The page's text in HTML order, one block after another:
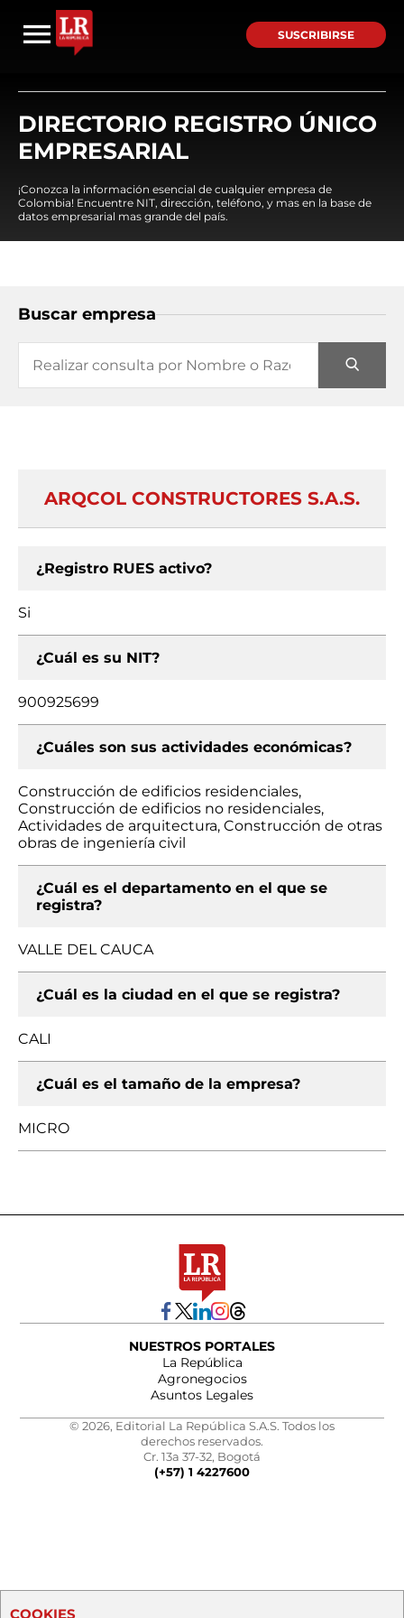
SUSCRIBIRSE
DIRECTORIO REGISTRO ÚNICO
EMPRESARIAL
¡Conozca la información esencial de cualquier empresa de
Colombia! Encuentre NIT, dirección, teléfono, y mas en la base de
datos empresarial mas grande del país.
Buscar empresa
ARQCOL CONSTRUCTORES S.A.S.
¿Registro RUES activo?
Si
¿Cuál es su NIT?
900925699
¿Cuáles son sus actividades económicas?
Construcción de edificios residenciales,
Construcción de edificios no residenciales,
Actividades de arquitectura, Construcción de otras
obras de ingeniería civil
¿Cuál es el departamento en el que se
registra?
VALLE DEL CAUCA
¿Cuál es la ciudad en el que se registra?
CALI
¿Cuál es el tamaño de la empresa?
MICRO
NUESTROS PORTALES
La República
Agronegocios
Asuntos Legales
© 2026, Editorial La República S.A.S. Todos los
derechos reservados.
Cr. 13a 37-32, Bogotá
(+57) 1 4227600
COOKIES